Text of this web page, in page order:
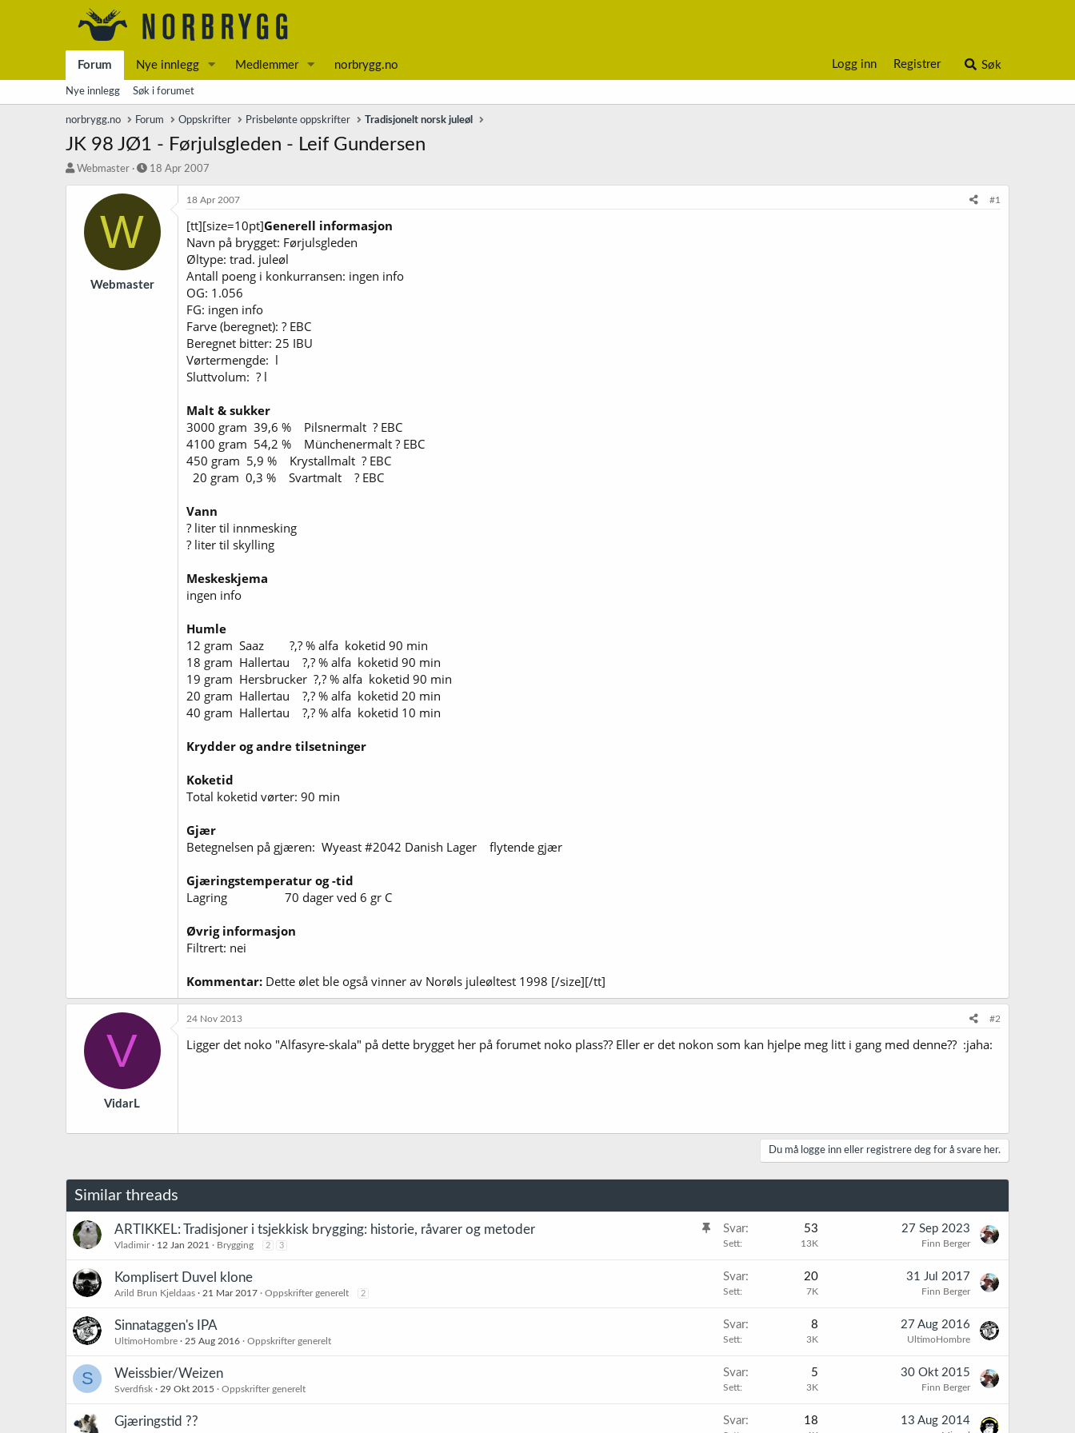
Forum Nye innlegg Medlemmer norbrygg.no Logg inn Registrer Søk
Nye innlegg Søk i forumet
norbrygg.no Forum Oppskrifter Prisbelønte oppskrifter Tradisjonelt norsk juleøl
JK 98 JØ1 - Førjulsgleden - Leif Gundersen
T
Webmaster
S
r
a
o
18 Apr 2007
W
Webmaster
18 Apr 2007 #1
[tt][size=10pt]Generell informasjon
Navn på brygget: Førjulsgleden
Øltype: trad. juleøl
Antall poeng i konkurransen: ingen info
OG: 1.056
FG: ingen info
Farve (beregnet): ? EBC
Beregnet bitter: 25 IBU
Vørtermengde: l
Sluttvolum: ? l
Malt & sukker
3000 gram 39,6 % Pilsnermalt ? EBC
4100 gram 54,2 % Münchenermalt ? EBC
450 gram 5,9 % Krystallmalt ? EBC
20 gram 0,3 % Svartmalt ? EBC
Vann
? liter til innmesking
? liter til skylling
Meskeskjema
ingen info
Humle
12 gram Saaz ?,? % alfa koketid 90 min
18 gram Hallertau ?,? % alfa koketid 90 min
19 gram Hersbrucker ?,? % alfa koketid 90 min
20 gram Hallertau ?,? % alfa koketid 20 min
40 gram Hallertau ?,? % alfa koketid 10 min
Krydder og andre tilsetninger
Koketid
Total koketid vørter: 90 min
Gjær
Betegnelsen på gjæren: Wyeast #2042 Danish Lager flytende gjær
Gjæringstemperatur og -tid
Lagring 70 dager ved 6 gr C
Øvrig informasjon
Filtrert: nei
Kommentar: Dette ølet ble også vinner av Norøls juleøltest 1998 [/size][/tt]
V
VidarL
24 Nov 2013 #2
Ligger det noko "Alfasyre-skala" på dette brygget her på forumet noko plass?? Eller er det nokon som kan hjelpe meg litt i gang med denne?? :jaha:
Du må logge inn eller registrere deg for å svare her.
Similar threads
K
ARTIKKEL: Tradisjoner i tsjekkisk brygging: historie, råvarer og metoder
Vladimir 12 Jan 2021 Brygging 2 3
Svar 53
Sett 13K
27 Sep 2023
Finn Berger
Komplisert Duvel klone
Arild Brun Kjeldaas 21 Mar 2017 Oppskrifter generelt 2
Svar 20
Sett 7K
31 Jul 2017
Finn Berger
Sinnataggen's IPA
UltimoHombre 25 Aug 2016 Oppskrifter generelt
Svar 8
Sett 3K
27 Aug 2016
UltimoHombre
S Weissbier/Weizen
Sverdfisk 29 Okt 2015 Oppskrifter generelt
Svar 5
Sett 3K
30 Okt 2015
Finn Berger
Gjæringstid ?? Svar 18 13 Aug 2014